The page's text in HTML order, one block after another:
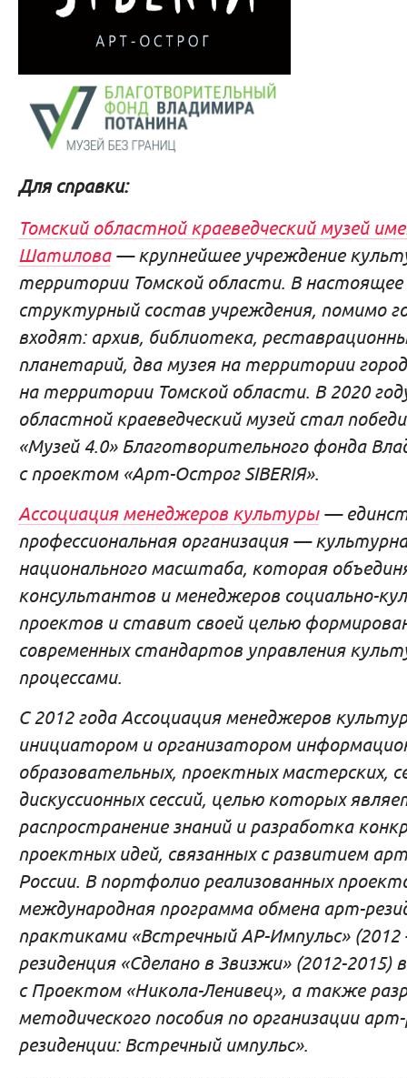
Для справки:
Томский областной краеведческий музей
Шатилова— крупнейшее учреждение
территории Томской области. В настоящее
структурный состав учреждения, помимо
входят: архив, библиотека,
планетарий, два музея на территории
на территории Томской области. В 2020
областной краеведческий музей стал
«Музей 4.0» Благотворительного фонда
с проектом «Арт-Острог SIBERIЯ».
Ассоциация менеджеров культуры—
профессиональная организация —
национального масштаба, которая
консультантов и менеджеров социально-
проектов и ставит своей целью
современных стандартов управления
процессами.
C 2012 года Ассоциация менеджеров
инициатором и организатором
образовательных, проектных мастерских,
дискуссионных сессий, целью которых
распространение знаний и разработка
проектных идей, связанных с развитием
России. В портфолио реализованных
международная программа обмена арт-
практиками «Встречный АР-Импульс» (2012
резиденция «Сделано в Звизжи» (2012-2015)
с Проектом «Никола-Ленивец», а также
методического пособия по организации
резиденции: Встречный импульс».